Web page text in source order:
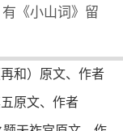
《小山词》留
和）原文、作者
原文、作者